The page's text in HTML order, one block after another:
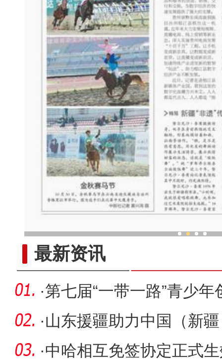
最新资讯
·第七届“一带一路”青少
动（
·山东援疆助力中国（新
第十二师
·中哈相互免签协定正式